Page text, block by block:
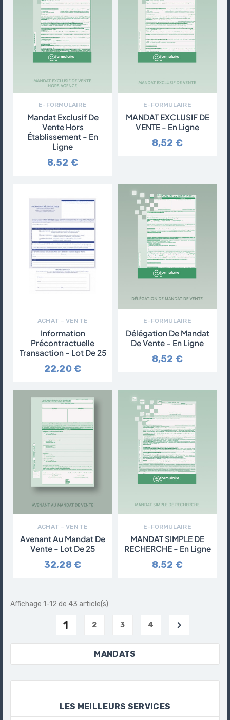
E-FORMULAIRE
Mandat Exclusif De
Vente Hors
Établissement - En
Ligne
8,52 €
E-FORMULAIRE
MANDAT EXCLUSIF DE
VENTE - En Ligne
8,52 €
ACHAT – VENTE
Information
Précontractuelle
Transaction - Lot De 25
22,20 €
E-FORMULAIRE
Délégation De Mandat
De Vente - En Ligne
8,52 €
ACHAT – VENTE
Avenant Au Mandat De
Vente - Lot De 25
32,28 €
E-FORMULAIRE
MANDAT SIMPLE DE
RECHERCHE - En Ligne
8,52 €
Affichage 1-12 de 43 article(s)
1 2 3 4 
MANDATS
LES MEILLEURS SERVICES